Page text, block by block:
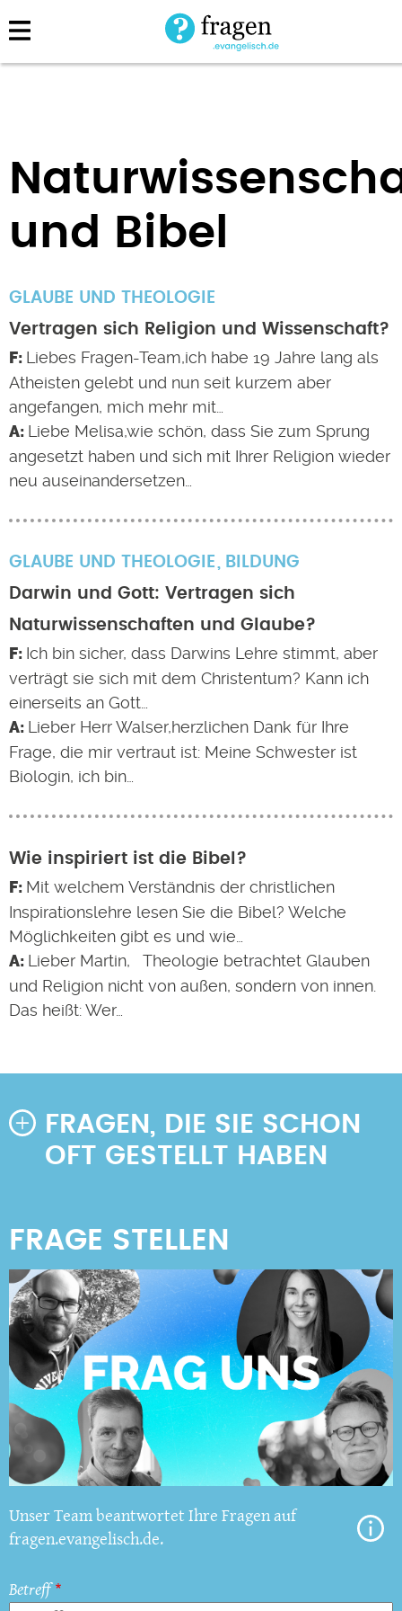
Direkt
zum
und Bibel
GLAUBE UND THEOLOGIE
Vertragen sich Religion und Wissenschaft?
Liebes Fragen-Team,ich habe 19 Jahre lang als
Atheisten gelebt und nun seit kurzem aber
angefangen, mich mehr mit…
Liebe Melisa,wie schön, dass Sie zum Sprung
angesetzt haben und sich mit Ihrer Religion wieder
neu auseinandersetzen…
GLAUBE UND THEOLOGIE
BILDUNG
Darwin und Gott: Vertragen sich
Naturwissenschaften und Glaube?
Ich bin sicher, dass Darwins Lehre stimmt, aber
verträgt sie sich mit dem Christentum? Kann ich
einerseits an Gott…
Lieber Herr Walser,herzlichen Dank für Ihre
Frage, die mir vertraut ist: Meine Schwester ist
Biologin, ich bin…
Wie inspiriert ist die Bibel?
Mit welchem Verständnis der christlichen
Inspirationslehre lesen Sie die Bibel? Welche
Möglichkeiten gibt es und wie…
Lieber Martin, Theologie betrachtet Glauben
und Religion nicht von außen, sondern von innen.
Das heißt: Wer…
FRAGEN, DIE SIE SCHON
OFT GESTELLT HABEN
Unser Team beantwortet Ihre Fragen auf
fragen.evangelisch.de.
Betreff